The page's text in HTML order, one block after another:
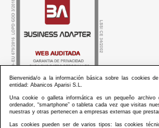
Bienvenida/o a la información básica sobre las cookies
entidad: Abanicos Aparisi S.L.
Una cookie o galleta informática es un pequeño
ordenador, “smartphone” o tableta cada vez que visitas
nuestras y otras pertenecen a empresas externas que
Las cookies pueden ser de varios tipos: las cookies